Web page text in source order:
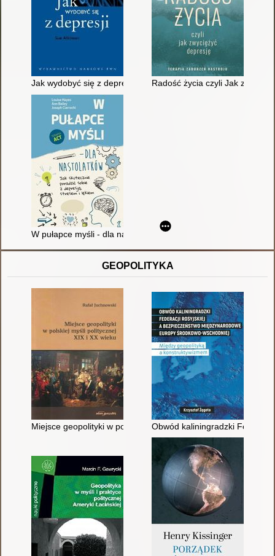
Jak wydobyć się z depresji Radość życia czyli Jak
W pułapce myśli - dla nastolatków : jak skutecznie poradzić
GEOPOLITYKA
Miejsce geopolityki w polskiej myśli politycznej XIX i XX wieku
Obwód kaliningradzki